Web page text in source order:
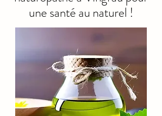
une santé au naturel !